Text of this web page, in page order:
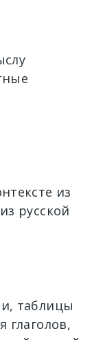
из
русской
таблицы
глаголов,